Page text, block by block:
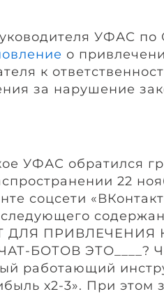
УФАС по
о
к
за нарушение
УФАС обратился
22
соцсети
ДЛЯ ПРИВЛЕЧЕНИЯ
БОТОВ ЭТО____?
работающий
х2-3». При этом